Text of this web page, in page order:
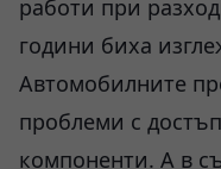
работи при
години биха
Автомобилните
проблеми с
компоненти. А в